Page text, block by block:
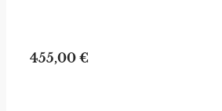
455,00 €